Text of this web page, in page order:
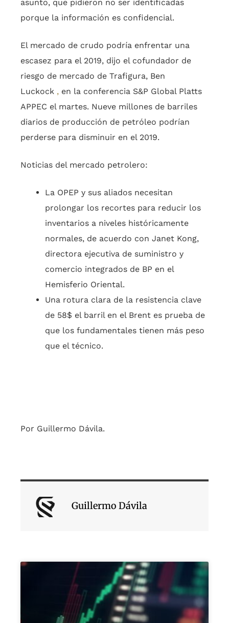
asunto, que pidieron no ser identificadas
porque la información es confidencial.
El mercado de crudo podría enfrentar una
escasez para el 2019, dijo el cofundador de
riesgo de mercado de Trafigura, Ben
Luckock , en la conferencia S&P Global Platts
APPEC el martes. Nueve millones de barriles
diarios de producción de petróleo podrían
perderse para disminuir en el 2019.
Noticias del mercado petrolero:
La OPEP y sus aliados necesitan
prolongar los recortes para reducir los
inventarios a niveles históricamente
normales, de acuerdo con Janet Kong,
directora ejecutiva de suministro y
comercio integrados de BP en el
Hemisferio Oriental.
Una rotura clara de la resistencia clave
de 58$ el barril en el Brent es prueba de
que los fundamentales tienen más peso
que el técnico.
Por Guillermo Dávila.
Guillermo Dávila